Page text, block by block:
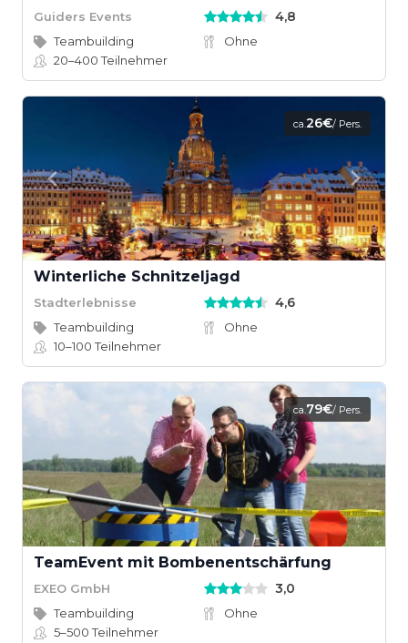
Guiders Events 4,8
Teambuilding
Ohne
20–400Teilnehmer
ca.26€/ Pers.
Winterliche Schnitzeljagd
Stadterlebnisse 4,6
Teambuilding
Ohne
10–100Teilnehmer
ca.79€/ Pers.
TeamEvent mit Bombenentschärfung
EXEO GmbH 3,0
Teambuilding
Ohne
5–500Teilnehmer